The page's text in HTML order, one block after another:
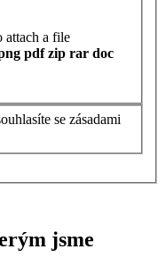
attach a file
pdf zip rar doc
se zásadami
jsme